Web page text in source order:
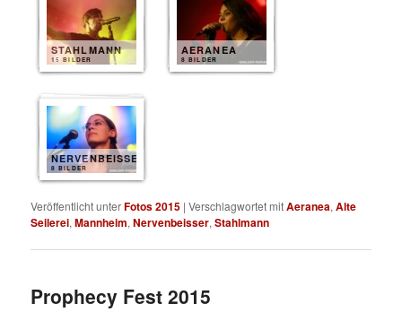
STAHLMANN
15 BILDER
AERANEA
8 BILDER
NERVENBEISSER
8 BILDER
Veröffentlicht unterFotos 2015 |Verschlagwortet mitAeranea,Alte
Seilerei,Mannheim,Nervenbeisser,Stahlmann
Prophecy Fest 2015